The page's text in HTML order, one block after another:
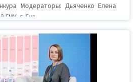
Модераторы: Дьяченко Елена
г. Ека...